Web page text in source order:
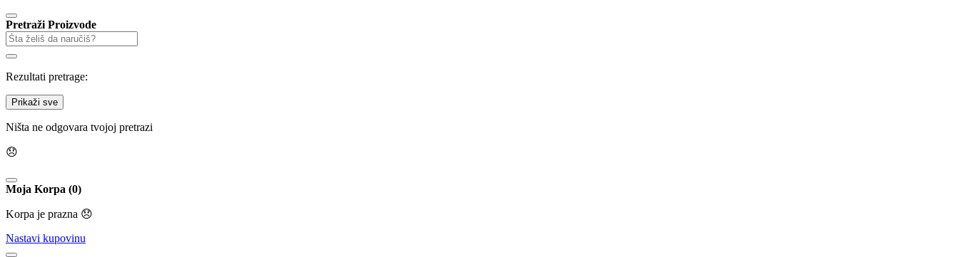
Pretraži Proizvode
Rezultati pretrage:
Prikaži sve
Ništa ne odgovara tvojoj pretrazi
😞
Moja Korpa (0)
Korpa je prazna 😞
Nastavi kupovinu